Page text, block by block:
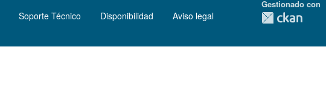
Soporte Técnico Disponibilidad Aviso legal
Gestionado con